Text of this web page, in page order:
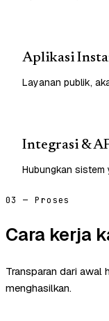
Aplikasi
Layanan publik,
Integrasi &
Hubungkan sistem
03 — Proses
Cara kerja
Transparan dari awal
menghasilkan.